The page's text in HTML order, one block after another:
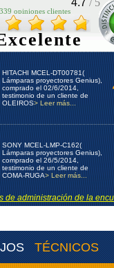
TÉCNICOS
4.7 / 5
opiniones clientes
HITACHI MCEL-DT00781(
Lámparas proyectores Genius),
comprado el 02/6/2014,
testimonio de un cliente de
OLEIROS> Leer más...
SONY MCEL-LMP-C162(
Lámparas proyectores Genius),
comprado el 26/5/2014,
testimonio de un cliente de
COMA-RUGA> Leer más...
de administración de la